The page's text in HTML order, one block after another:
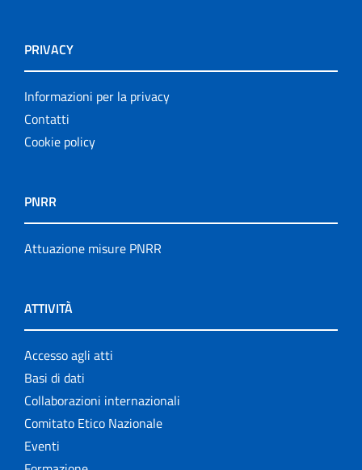
PRIVACY
Informazioni per la privacy
Contatti
Cookie policy
PNRR
Attuazione misure PNRR
ATTIVITÀ
Accesso agli atti
Basi di dati
Collaborazioni internazionali
Comitato Etico Nazionale
Eventi